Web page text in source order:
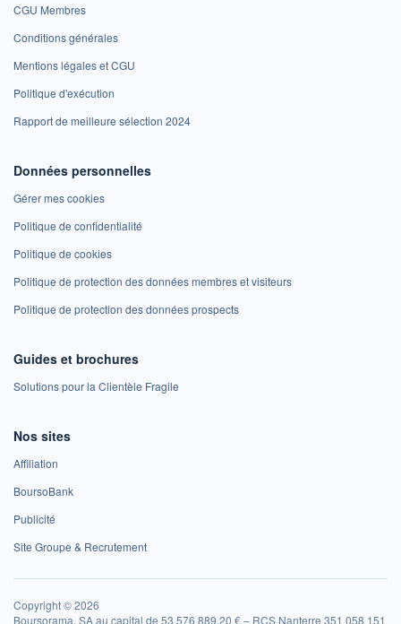
CGU Membres
Conditions générales
Mentions légales et CGU
Politique d'exécution
Rapport de meilleure sélection 2024
Données personnelles
Gérer mes cookies
Politique de confidentialité
Politique de cookies
Politique de protection des données membres et visiteurs
Politique de protection des données prospects
Guides et brochures
Solutions pour la Clientèle Fragile
Nos sites
Affiliation
BoursoBank
Publicité
Site Groupe & Recrutement
Copyright © 2026
Boursorama, SA au capital de 53 576 889,20 € – RCS Nanterre 351 058 151